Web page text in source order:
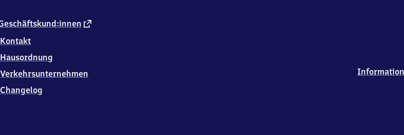
Echterdingen
externer
Kontakt
Hausordnung
Verkehrsunternehmen
Changelog